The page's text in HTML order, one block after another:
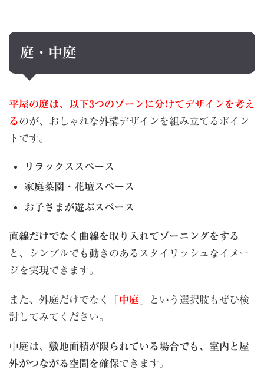
庭・中庭
平屋の庭は、以下3つのゾーンに分けてデザインを考え
るのが、おしゃれな外構デザインを組み立てるポイン
トです。
リラックススペース
家庭菜園・花壇スペース
お子さまが遊ぶスペース
直線だけでなく曲線を取り入れてゾーニングをする
と、シンプルでも動きのあるスタイリッシュなイメー
ジを実現できます。
また、外庭だけでなく「 中庭 」という選択肢もぜひ検
討してみてください。
中庭は、 敷地面積が限られている場合でも、室内と屋
外がつながる空間を確保できます。